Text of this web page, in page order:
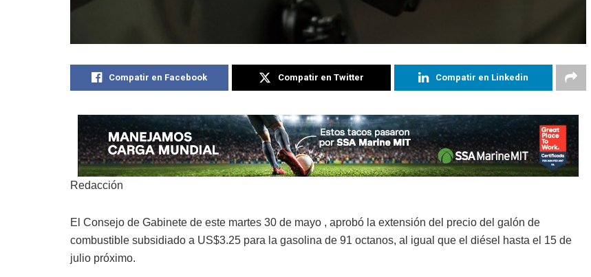
Compatir en Facebook Compatir en Twitter Compatir en Linkedin
Redacción
El Consejo de Gabinete de este martes 30 de mayo , aprobó la extensión del precio del galón de
combustible subsidiado a US$3.25 para la gasolina de 91 octanos, al igual que el diésel hasta el 15 de
julio próximo.